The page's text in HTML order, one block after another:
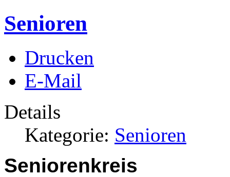
Senioren
Drucken
E-Mail
Details
Kategorie: Senioren
Seniorenkreis